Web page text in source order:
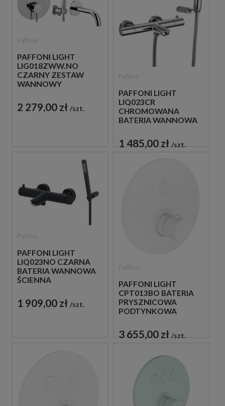
PAFFONI LIGHT
LIG018ZWW.NO
CZARNY ZESTAW
WANNOWY
SŁUCHAWKĄ
PRYSZNICOWĄ
2 279,00 zł szt.
PAFFONI LIGHT
LIQ023CR
CHROMOWANA
BATERIA WANNOWA
TERMOSTATYCZNA
ZE SŁUCHAWKĄ
1 485,00 zł szt.
PAFFONI LIGHT
LIQ023NO CZARNA
BATERIA WANNOWA
ŚCIENNA
ZE SŁUCHAWKĄ
PRYSZNICOWĄ
1 909,00 zł szt.
PAFFONI LIGHT
CPT013BO BATERIA
PRYSZNICOWA
PODTYNKOWA
DROŻNA
JEDNOUCHWYTOWA
3 655,00 zł szt.